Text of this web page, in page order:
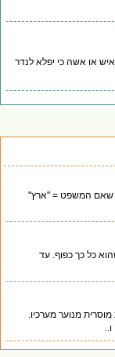
אשה כי יפלא לנדר
המשפט = "ארץ"
כל כך כפוף. עד
מנוער מערכיו.